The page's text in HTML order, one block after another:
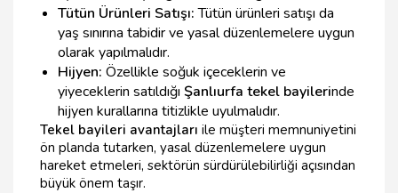
Tütün Ürünleri Satışı:Tütün ürünleri satışı da
yaş sınırına tabidir ve yasal düzenlemelere uygun
olarak yapılmalıdır.
Hijyen: Özellikle soğuk içeceklerin ve
yiyeceklerin satıldığı Şanlıurfa tekel bayilerinde
hijyen kurallarına titizlikle uyulmalıdır.
Tekel bayileri avantajları ile müşteri memnuniyetini
ön planda tutarken, yasal düzenlemelere uygun
hareket etmeleri, sektörün sürdürülebilirliği açısından
büyük önem taşır.